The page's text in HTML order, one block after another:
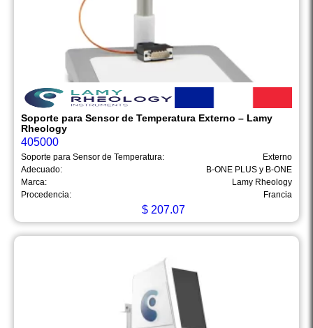
Soporte para Sensor de Temperatura Externo – Lamy
Rheology
405000
Soporte para Sensor de Temperatura:
Externo
Adecuado:
B-ONE PLUS y B-ONE
Marca:
Lamy Rheology
Procedencia:
Francia
$ 207.07